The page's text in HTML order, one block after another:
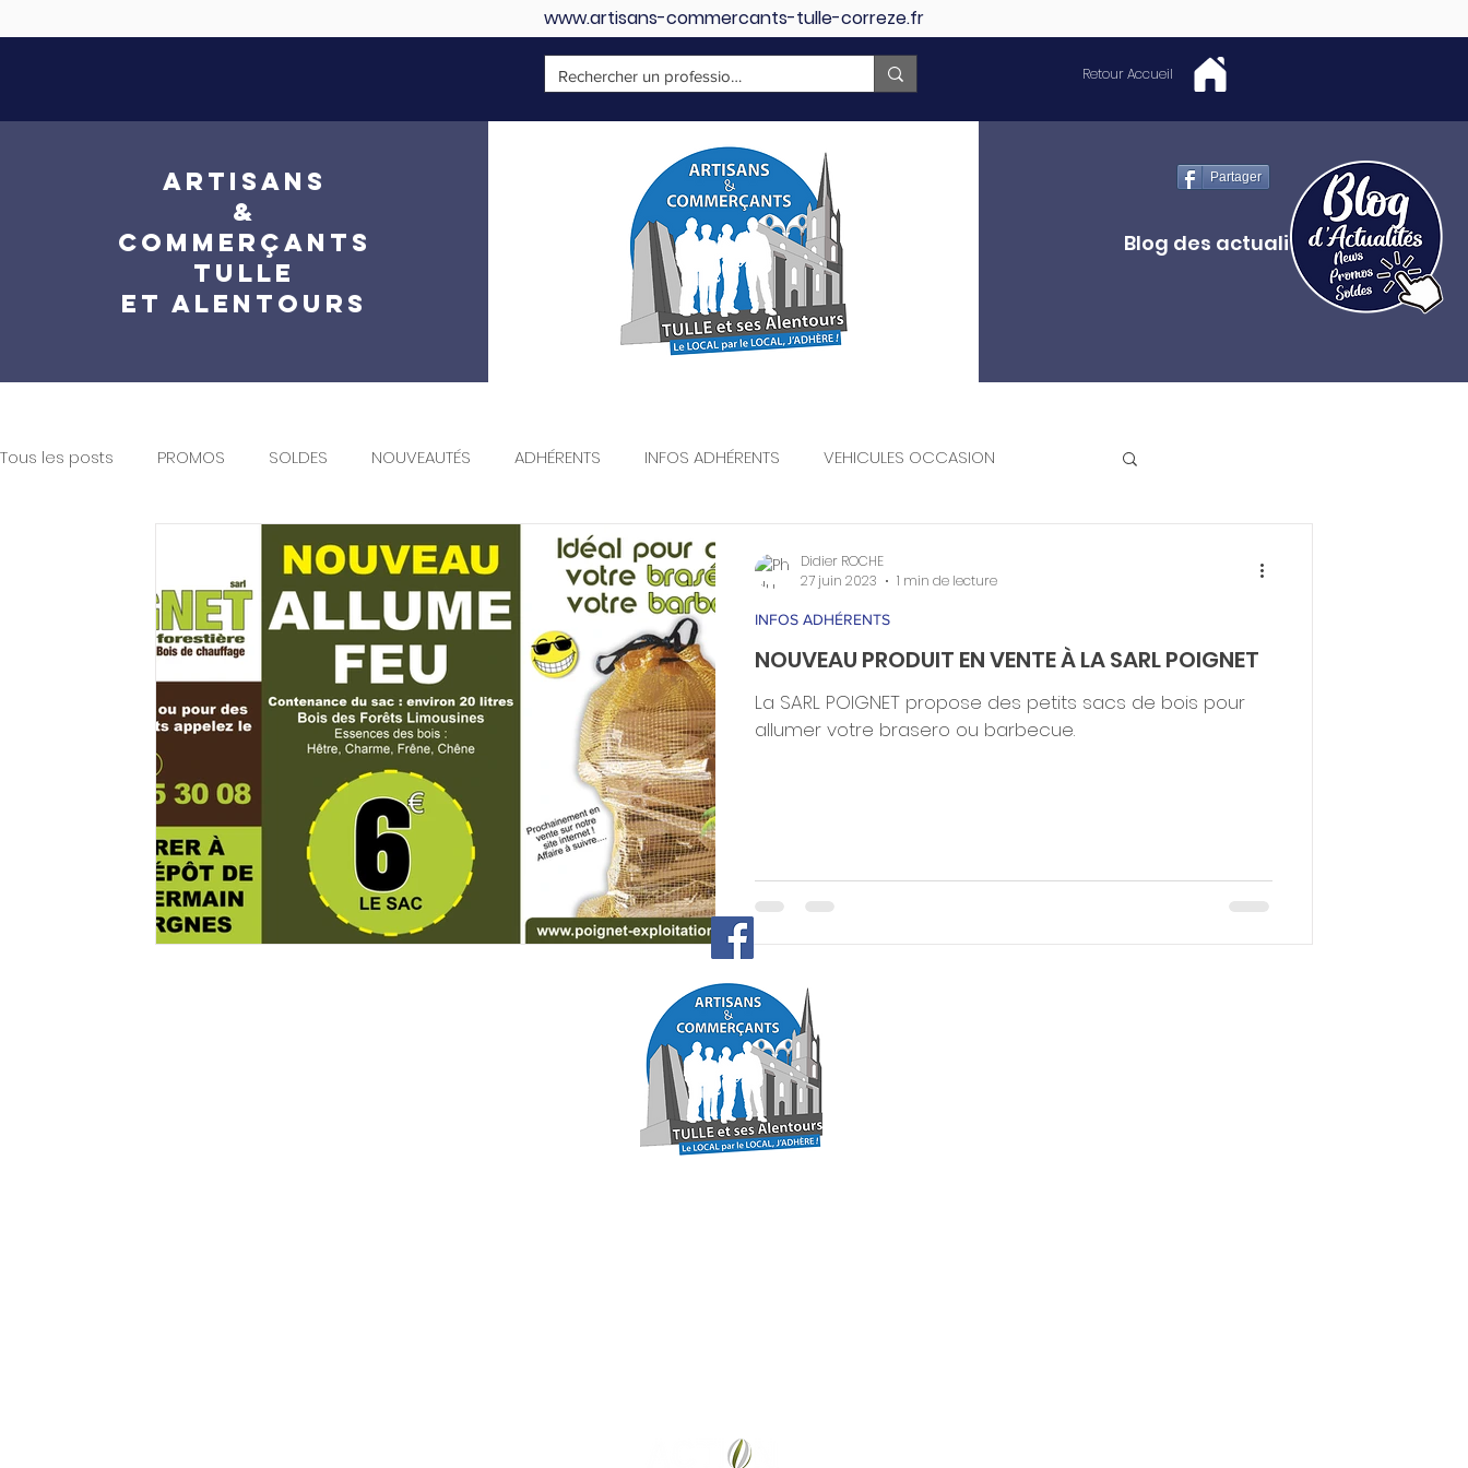
www.artisans-commercants-tulle-correze.fr
Retour Accueil
ARTISANS
&
COMMERÇANTS
TULLE
ET ALENTOURS
Partager
Blog des actualités
Tous les posts PROMOS SOLDES NOUVEAUTÉS ADHÉRENTS INFOS ADHÉRENTS VEHICULES OCCASION
NOUVEAU PRODUIT EN VENTE À LA SARL POIGNET
La SARL POIGNET propose des petits sacs de bois pour
allumer votre brasero ou barbecue.
INFOS ADHÉRENTS
Didier ROCHE
27 juin 2023
1 min de lecture